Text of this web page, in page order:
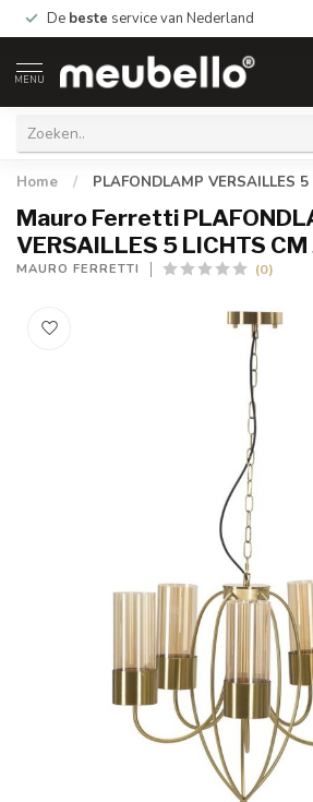
De beste service van Nederland
MENU
Home / PLAFONDLAMP VERSAILLES
Mauro Ferretti
VERSAILLES 5 LICHTS
MAURO FERRETTI (0)